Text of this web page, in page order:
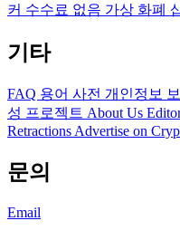
커 수수료 없음 가상 화폐
기타
FAQ 용어 사전 개인정보
성 프로젝트 About Us
Retractions Advertise on
문의
Email